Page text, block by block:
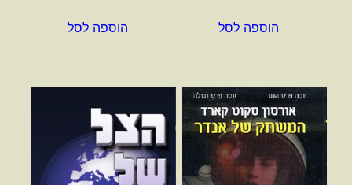
הוספה לסל הוספה לסל